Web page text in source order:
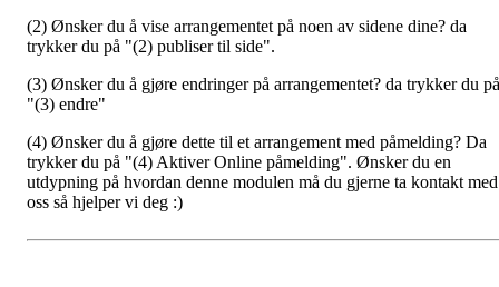
(2) Ønsker du å vise arrangementet på noen av sidene dine? da
trykker du på "(2) publiser til side".
(3) Ønsker du å gjøre endringer på arrangementet? da trykker du på
"(3) endre"
(4) Ønsker du å gjøre dette til et arrangement med påmelding? Da
trykker du på "(4) Aktiver Online påmelding". Ønsker du en
utdypning på hvordan denne modulen må du gjerne ta kontakt med
oss så hjelper vi deg :)